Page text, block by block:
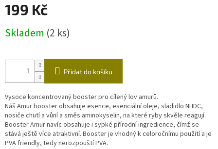
199 Kč
cena:
Skladem (2 ks)
Přidat do košíku
Vysoce koncentrovaný booster pro cílený lov amurů.
Náš Amur booster obsahuje esence, esenciální oleje, sladidlo NHDC,
nosiče chutí a vůní a směs aminokyselin, na které ryby skvěle reagují.
Booster Amur navíc obsahuje i sypké přírodní ingredience, čímž se
stává ještě více atraktivní. Booster je vhodný k celoročnímu použití a je
PVA friendly, tedy nerozpouští PVA.